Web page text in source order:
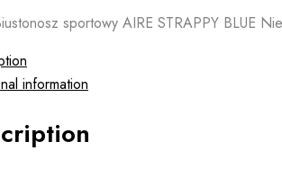
sportowy AIRE STRAPPY BLUE
information